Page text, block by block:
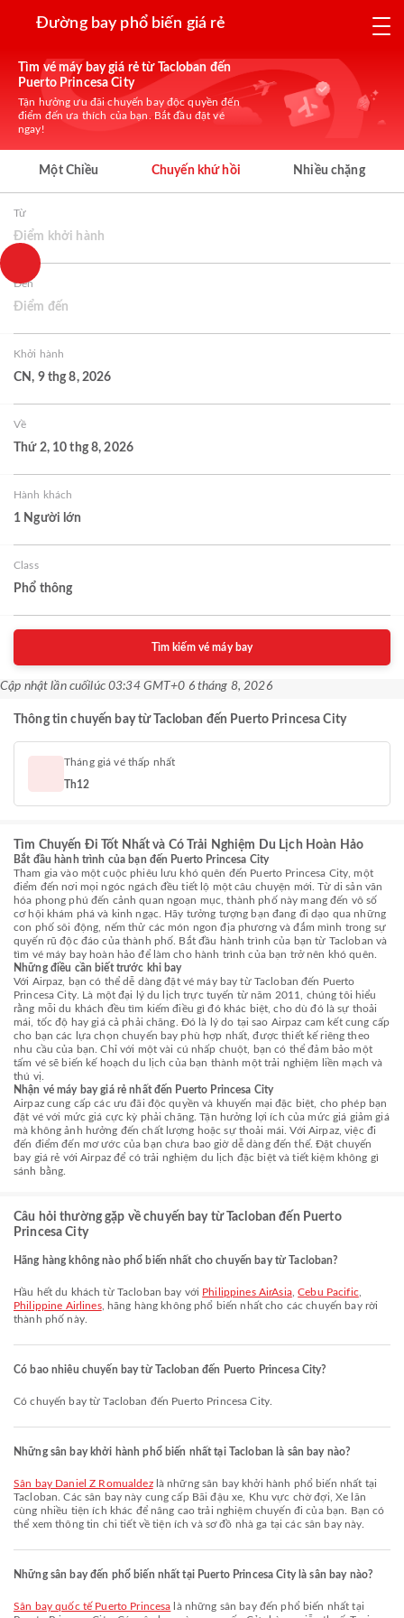
Đường bay phổ biến giá rẻ
Tìm vé máy bay giá rẻ từ Tacloban đến
Puerto Princesa City
Tận hưởng ưu đãi chuyến bay độc quyền đến
điểm đến ưa thích của bạn. Bắt đầu đặt vé
ngay!
Một Chiều Chuyến khứ hồi Nhiều chặng
Từ
Điểm khởi hành
Đến
Điểm đến
Khởi hành
CN, 9 thg 8, 2026
Về
Thứ 2, 10 thg 8, 2026
Hành khách
1 Người lớn
Class
Phổ thông
Tìm kiếm vé máy bay
Cập nhật lần cuốilúc 03:34 GMT+0 6 tháng 8, 2026
Thông tin chuyến bay từ Tacloban đến Puerto Princesa City
Tháng giá vé thấp nhất
Th12
Tìm Chuyến Đi Tốt Nhất và Có Trải Nghiệm Du Lịch Hoàn Hảo
Bắt đầu hành trình của bạn đến Puerto Princesa City
Tham gia vào một cuộc phiêu lưu khó quên đến Puerto Princesa City, một
điểm đến nơi mọi ngóc ngách đều tiết lộ một câu chuyện mới. Từ di sản văn
hóa phong phú đến cảnh quan ngoạn mục, thành phố này mang đến vô số
cơ hội khám phá và kinh ngạc. Hãy tưởng tượng bạn đang đi dạo qua những
con phố sôi động, nếm thử các món ngon địa phương và đắm mình trong sự
quyến rũ độc đáo của thành phố. Bắt đầu hành trình của bạn từ Tacloban và
tìm vé máy bay hoàn hảo để làm cho hành trình của bạn trở nên khó quên.
Những điều cần biết trước khi bay
Với Airpaz, bạn có thể dễ dàng đặt vé máy bay từ Tacloban đến Puerto
Princesa City. Là một đại lý du lịch trực tuyến từ năm 2011, chúng tôi hiểu
rằng mỗi du khách đều tìm kiếm điều gì đó khác biệt, cho dù đó là sự thoải
mái, tốc độ hay giá cả phải chăng. Đó là lý do tại sao Airpaz cam kết cung cấp
cho bạn các lựa chọn chuyến bay phù hợp nhất, được thiết kế riêng theo
nhu cầu của bạn. Chỉ với một vài cú nhấp chuột, bạn có thể đảm bảo một
tấm vé sẽ biến kế hoạch du lịch của bạn thành một trải nghiệm liền mạch và
thú vị.
Nhận vé máy bay giá rẻ nhất đến Puerto Princesa City
Airpaz cung cấp các ưu đãi độc quyền và khuyến mại đặc biệt, cho phép bạn
đặt vé với mức giá cực kỳ phải chăng. Tận hưởng lợi ích của mức giá giảm giá
mà không ảnh hưởng đến chất lượng hoặc sự thoải mái. Với Airpaz, việc đi
đến điểm đến mơ ước của bạn chưa bao giờ dễ dàng đến thế. Đặt chuyến
bay giá rẻ với Airpaz để có trải nghiệm du lịch đặc biệt và tiết kiệm không gì
sánh bằng.
Câu hỏi thường gặp về chuyến bay từ Tacloban đến Puerto
Princesa City
Hãng hàng không nào phổ biến nhất cho chuyến bay từ Tacloban?
Hầu hết du khách từ Tacloban bay với Philippines AirAsia,Cebu Pacific
Philippine Airlines, hãng hàng không phổ biến nhất cho các chuyến bay rời
thành phố này.
Có bao nhiêu chuyến bay từ Tacloban đến Puerto Princesa City?
Có chuyến bay từ Tacloban đến Puerto Princesa City.
Những sân bay khởi hành phổ biến nhất tại Tacloban là sân bay nào?
Sân bay Daniel Z Romualdezlà những sân bay khởi hành phổ biến nhất tại
Tacloban. Các sân bay này cung cấp Bãi đậu xe, Khu vực chờ đợi, Xe lăn
cùng nhiều tiện ích khác để nâng cao trải nghiệm chuyến đi của bạn. Bạn có
thể xem thông tin chi tiết về tiện ích và sơ đồ nhà ga tại các sân bay này.
Những sân bay đến phổ biến nhất tại Puerto Princesa City là sân bay nào?
Sân bay quốc tế Puerto Princesa là những sân bay đến phổ biến nhất tại